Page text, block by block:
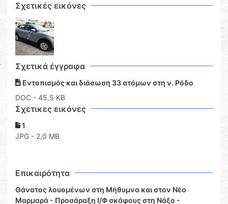
Σχετικές εικόνες
Σχετικά έγγραφα
Εντοπισμός και διάσωση 33 ατόμων στη ν. Ρόδο
DOC - 45,5 KB
Σχετικες εικόνες
1
JPG - 2,0 MB
Επικαιρότητα
Θάνατος λουομένων στη Μήθυμνα και στον Νέο
Μαρμαρά - Προσάραξη Ι/Φ σκάφους στη Νάξο -